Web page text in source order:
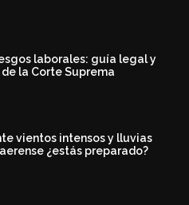
laborales: guía legal y
la Corte Suprema
vientos intensos y lluvias
¿estás preparado?